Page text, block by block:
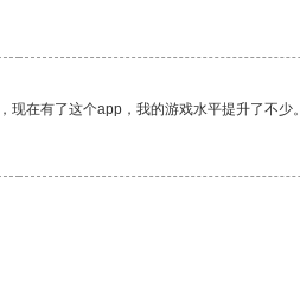
在有了这个app，我的游戏水平提升了不少。